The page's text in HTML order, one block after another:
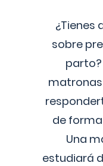
¿Tienes
sobre
de
Una
estudiará